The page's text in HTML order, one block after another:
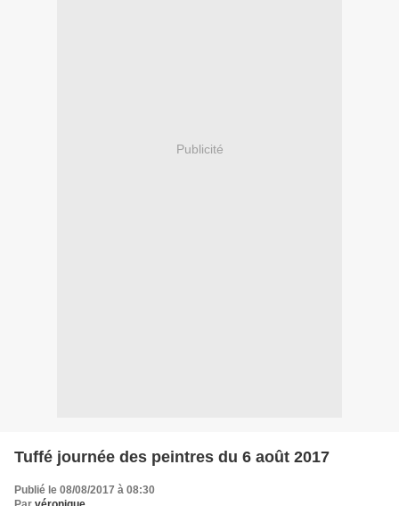
Publicité
Tuffé journée des peintres du 6 août 2017
Publié le 08/08/2017 à 08:30